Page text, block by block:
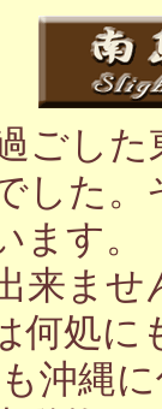
ごし
した
ます
来ま
何処
沖縄